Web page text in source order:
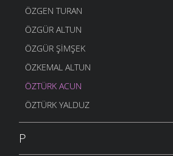
ÖZGEN TURAN
ÖZGÜR ALTUN
ÖZGÜR ŞIMŞEK
ÖZKEMAL ALTUN
ÖZTÜRK ACUN
ÖZTÜRK YALDUZ
P